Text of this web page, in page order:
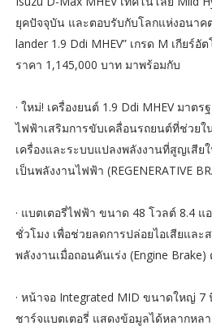
ยุคปัจจุบัน และตอบรับกับโลกแห่งอนาค
lander 1.9 Ddi MHEV” เกรด M เกียร์
ราคา 1,145,000 บาท มาพร้อมกับ
· ใหม่! เครื่องยนต์ 1.9 Ddi MHEV มาตร
ไฟฟ้าเสริมการขับเคลื่อนรถยนต์ที่ช่วย
เครื่องและระบบแปลงพลังงานที่สูญเสีย
เป็นพลังงานไฟฟ้า (REGENERATIVE
· แบตเตอรี่ไฟฟ้า ขนาด 48 โวลต์ 8.4 แ
ชั่วโมง เพื่อช่วยลดการปล่อยไอเสียและ
พลังงานเมื่อถอนคันเร่ง (Engine
· หน้าจอ Integrated MID ขนาดใหญ่
ชาร์จแบตเตอรี่ แสดงข้อมูลได้หลากหล